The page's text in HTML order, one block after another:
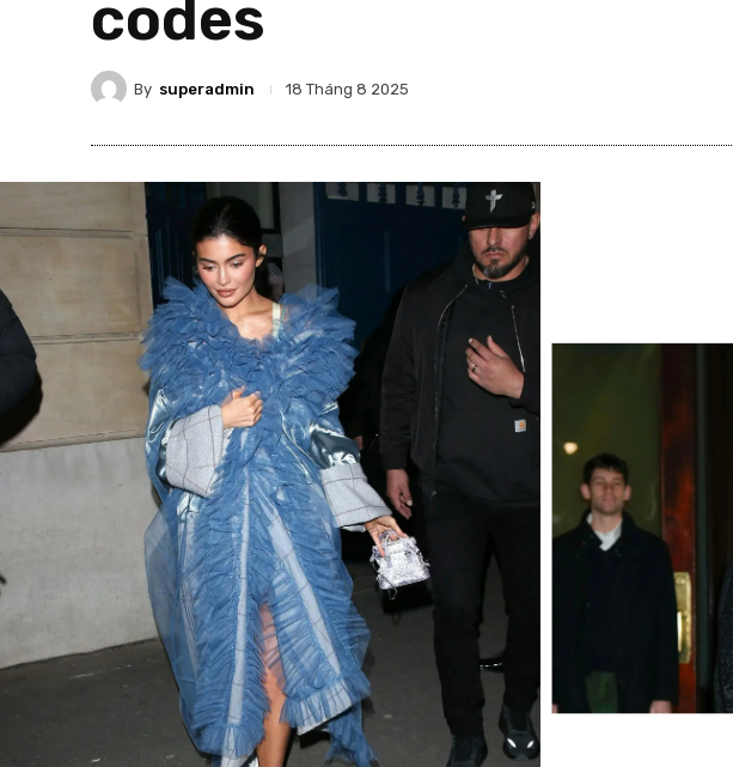
codes
By superadmin 18 Tháng 8 2025